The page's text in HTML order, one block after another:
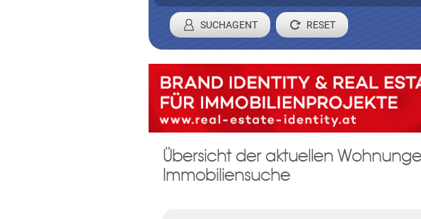
SUCHAGENT
Registrieren Sie sich um laufend
Damit wir ihre Anfrage verarbeiten können, werden wir
Übersicht der aktuellen
Immobiliensuche